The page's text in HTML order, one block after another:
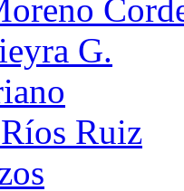
G.
Ruiz